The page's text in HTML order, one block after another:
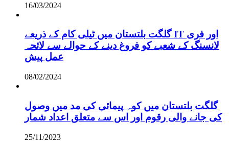
16/03/2024
گلگت بلتستان میں ٹیلی کام کے ذریعے IT اور فری
لانسنگ کے شعبے کو فروغ دینے کے حوالے سے لائحہ
عمل پیش
08/02/2024
گلگت بلتستان میں کوہ پیمائی کی مد میں وصول
کی جانے والی رقوم اور اس سے متعلق اعداد شمار
25/11/2023